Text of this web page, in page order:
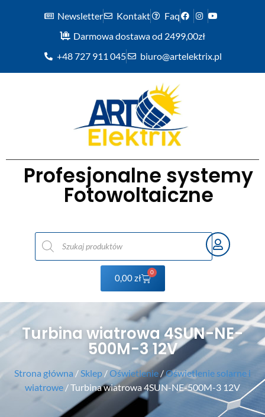
Newsletter Kontakt
Faq
Darmowa dostawa od 2499,00zł
+48 727 911 045
biuro@artelektrix.pl
Profesjonalne systemy
Fotowoltaiczne
0,00zł
0
Turbina wiatrowa 4SUN-NE-
500M-3 12V
Strona główna / Sklep /Oświetlenie /Oświetlenie solarne i
wiatrowe / Turbina wiatrowa 4SUN-NE-500M-3 12V